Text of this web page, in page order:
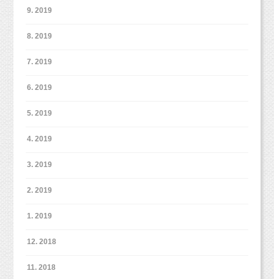
9. 2019
8. 2019
7. 2019
6. 2019
5. 2019
4. 2019
3. 2019
2. 2019
1. 2019
12. 2018
11. 2018